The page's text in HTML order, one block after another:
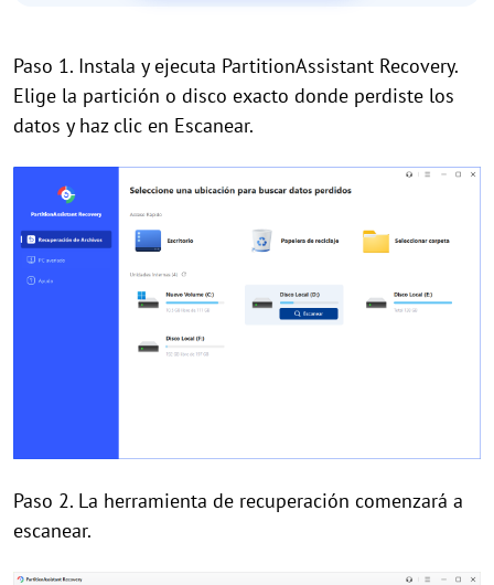
Paso 1. Instala y ejecuta PartitionAssistant Recovery.
Elige la partición o disco exacto donde perdiste los
datos y haz clic en Escanear.
Paso 2. La herramienta de recuperación comenzará a
escanear.